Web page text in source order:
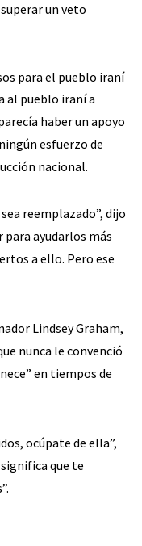
un veto
para el pueblo iraní
al pueblo iraní a
haber un apoyo
esfuerzo de
nacional.
reemplazado”, dijo
para ayudarlos más
a ello. Pero ese
Lindsey Graham,
nunca le convenció
en tiempos de
ocúpate de ella”,
que te